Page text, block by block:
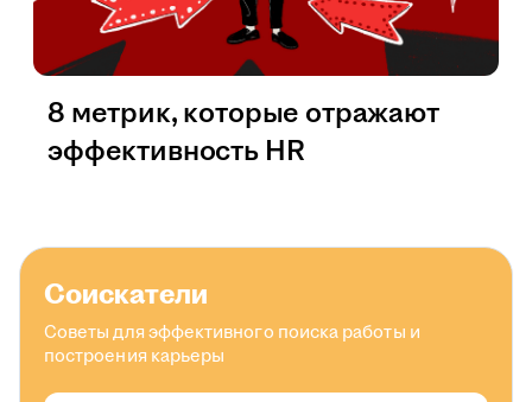
8 метрик, которые отражают
эффективность HR
Соискатели
Советы для эффективного поиска работы и
построения карьеры